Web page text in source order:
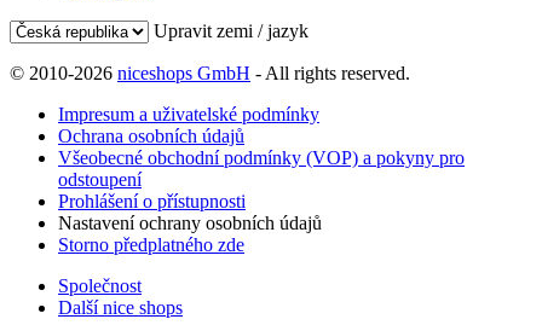
Upravit zemi / jazyk
© 2010-2026 niceshops GmbH - All rights reserved.
Impresum a uživatelské podmínky
Ochrana osobních údajů
Všeobecné obchodní podmínky (VOP) a pokyny pro
odstoupení
Prohlášení o přístupnosti
Nastavení ochrany osobních údajů
Storno předplatného zde
Společnost
Další nice shops